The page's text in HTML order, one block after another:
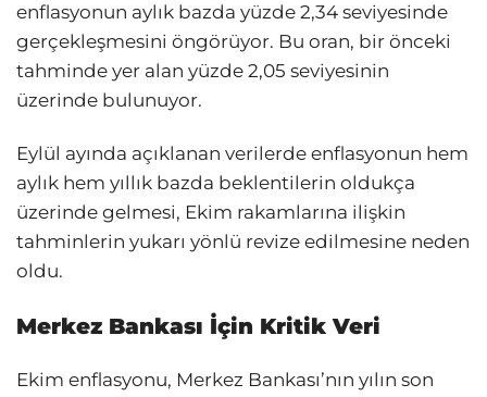
enflasyonun aylık bazda yüzde 2,34 seviyesinde
gerçekleşmesini öngörüyor. Bu oran, bir önceki
tahminde yer alan yüzde 2,05 seviyesinin
üzerinde bulunuyor.
Eylül ayında açıklanan verilerde enflasyonun hem
aylık hem yıllık bazda beklentilerin oldukça
üzerinde gelmesi, Ekim rakamlarına ilişkin
tahminlerin yukarı yönlü revize edilmesine neden
oldu.
Merkez Bankası İçin Kritik Veri
Ekim enflasyonu, Merkez Bankası’nın yılın son